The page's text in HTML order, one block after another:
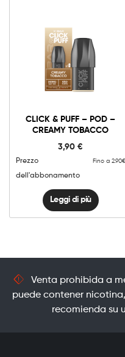
CLICK & PUFF – POD –
CREAMY TOBACCO
3,90€
Prezzo
dell'abbonamento
Fino a 2.90€
Leggi di più
Venta prohibida a
puede contener
recomienda su